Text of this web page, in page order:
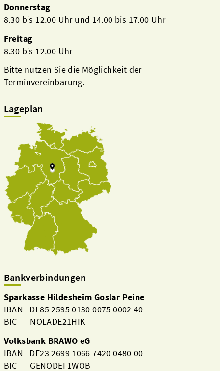
Donnerstag
8.30 bis 12.00 Uhr und 14.00 bis 17.00 Uhr
Freitag
8.30 bis 12.00 Uhr
Bitte nutzen Sie die Möglichkeit der
Terminvereinbarung.
Lageplan
Bankverbindungen
Sparkasse Hildesheim Goslar Peine
IBAN DE85 2595 0130 0075 0002 40
BIC NOLADE21HIK
Volksbank BRAWO eG
IBAN DE23 2699 1066 7420 0480 00
BIC GENODEF1WOB